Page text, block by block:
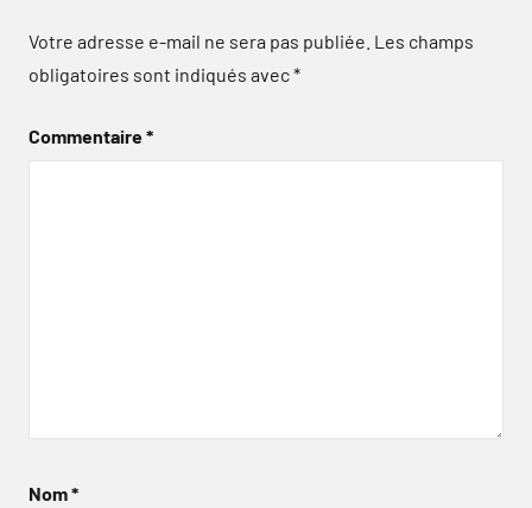
Votre adresse e-mail ne sera pas publiée. Les champs
obligatoires sont indiqués avec*
Commentaire*
Nom*